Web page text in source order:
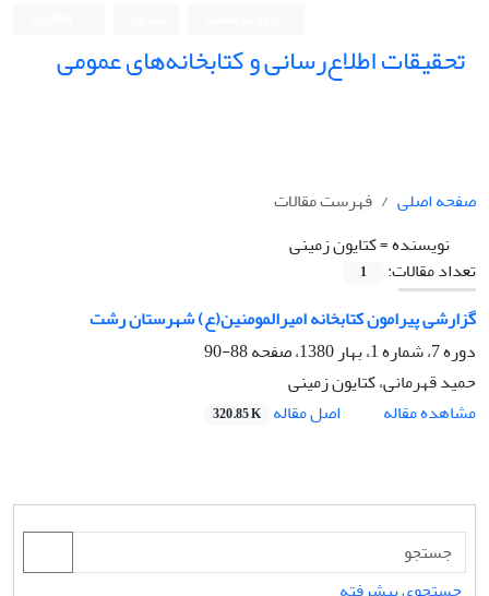
تحقیقات اطلاع‌رسانی و کتابخانه‌های عمومی
صفحه اصلی
فهرست مقالات
نویسنده =کتایون زمینی
تعداد مقالات:
1
گزارشی پیرامون کتابخانه امیرالمومنین(ع) شهرستان رشت
دوره 7، شماره 1، بهار 1380، صفحه
88-90
حمید قهرمانی، کتایون زمینی
مشاهده مقاله
اصل مقاله 320.85 K